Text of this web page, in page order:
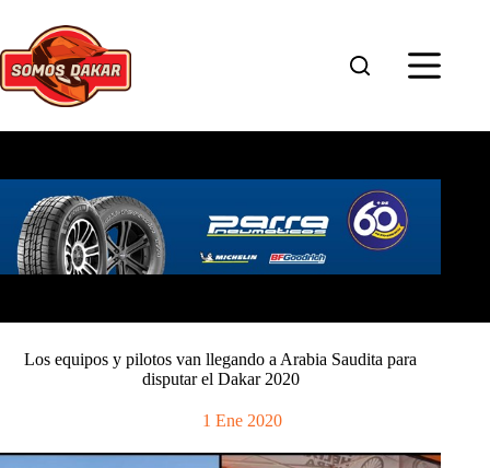
contenido
Los equipos y pilotos van llegando a Arabia Saudita para
disputar el Dakar 2020
1 Ene 2020